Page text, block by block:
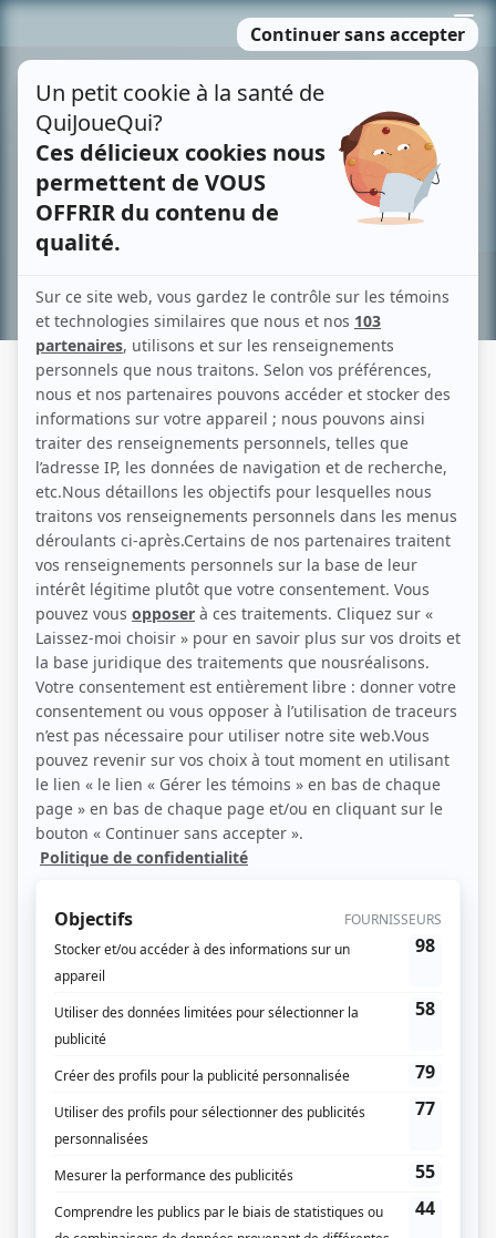
MENU
contenu
Recherche avancée »
L'ÂGE ADULTE
Mickaël Gouin, Sarah-Anne Parent, Guillaume Lambert (Source: Maude
Soulières)
Description sommaire de l'histoire
Alex a tout d'un jeune homme heureux et épanoui : fin vingtaine, il est sportif, il
a une carrière, une fiancée, des amis… Issu d'une famille de trois enfants dont
la mère est décédée récemment, il est et a toujours été le pilier de la famille,
auprès de son clan.
(Fourni par la production)
sur Showbizz.net
Genre
Websérie
Réalisation
Guillaume Lonergan
François Jaros